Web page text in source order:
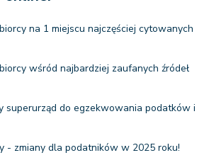
na 1 miejscu najczęściej cytowanych
wśród najbardziej zaufanych źródeł
superurząd do egzekwowania podatków i
- zmiany dla podatników w 2025 roku!